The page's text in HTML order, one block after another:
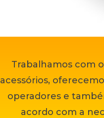
Trabalhamos com
acessórios,
operadores e
acordo com a